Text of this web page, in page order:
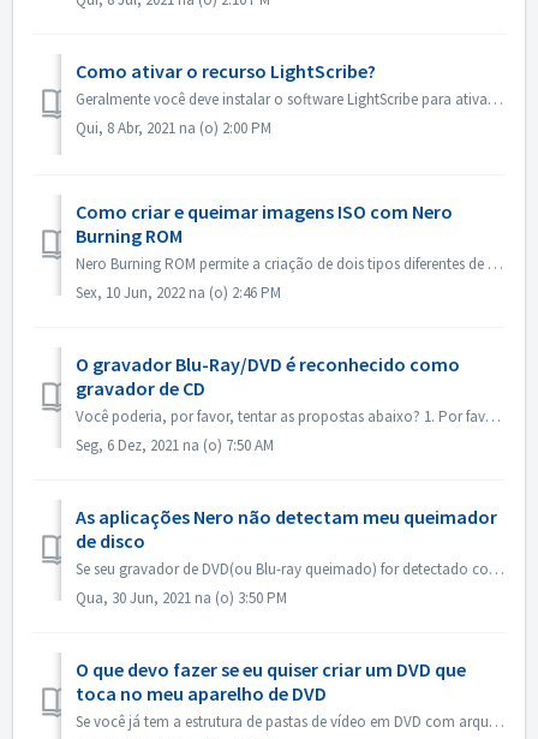
Como ativar o recurso LightScribe?
Geralmente você deve instalar o software LightScribe para ativar os recursos do LightScribe. https://lightscribesoftware.org/ Entre em contato conosco se v...
Qui, 8 Abr, 2021 na (o) 2:00 PM
Como criar e queimar imagens ISO com Nero
Burning ROM
Nero Burning ROM permite a criação de dois tipos diferentes de imagens de disco. Os 'Nero Image Files' (*.nrg) consistem de um formato proprietário...
Sex, 10 Jun, 2022 na (o) 2:46 PM
O gravador Blu-Ray/DVD é reconhecido como
gravador de CD
Você poderia, por favor, tentar as propostas abaixo? 1. Por favor, verifique se há um novo driver para seu queimador e firmware. Por favor, atualize se hou...
Seg, 6 Dez, 2021 na (o) 7:50 AM
As aplicações Nero não detectam meu queimador
de disco
Se seu gravador de DVD(ou Blu-ray queimado) for detectado como gravador de CD, favor consultar este artigo: https://nerosupport.freshdesk.com/en/support/so...
Qua, 30 Jun, 2021 na (o) 3:50 PM
O que devo fazer se eu quiser criar um DVD que
toca no meu aparelho de DVD
Se você já tem a estrutura de pastas de vídeo em DVD com arquivos .VOB, .IFO/.BUP, você poderia usar o Nero BurningROM para gravar DVD. 1. Nova uma Compilaç...